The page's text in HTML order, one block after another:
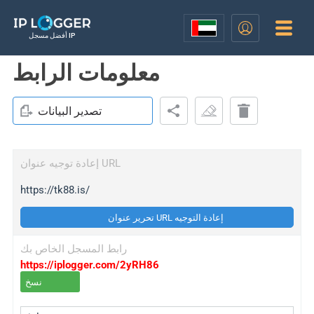
أفضل مسجل IP
معلومات الرابط
تصدير البيانات
إعادة توجيه عنوان URL
https://tk88.is/
تحرير عنوان URL إعادة التوجيه
رابط المسجل الخاص بك
https://iplogger.com/2yRH86
نسخ